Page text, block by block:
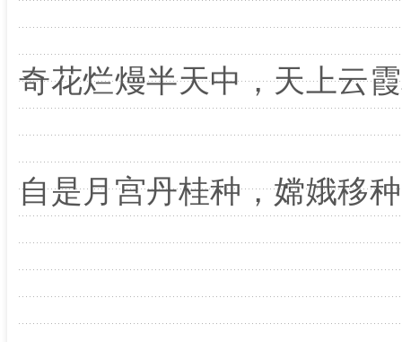
奇花烂熳半天中，天上云
自是月宫丹桂种，嫦娥移